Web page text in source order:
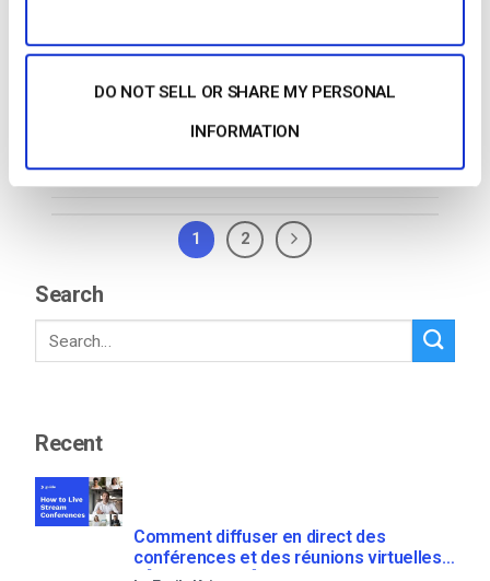
DO NOT SELL OR SHARE MY PERSONAL
INFORMATION
CONTINUER LA LECTURE
1 2
Search
Recent
Comment diffuser en direct des
conférences et des réunions virtuelles